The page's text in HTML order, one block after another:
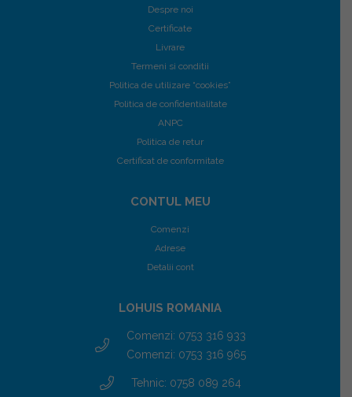
Despre noi
Certificate
Livrare
Termeni si conditii
Politica de utilizare “cookies”
Politica de confidentialitate
ANPC
Politica de retur
Certificat de conformitate
CONTUL MEU
Comenzi
Adrese
Detalii cont
LOHUIS ROMANIA
Comenzi: 0753 316 933
Comenzi: 0753 316 965
Tehnic: 0758 089 264